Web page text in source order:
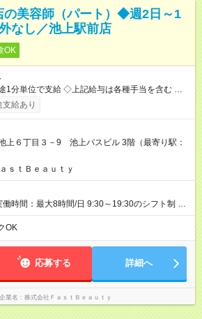
の美容師（パート）◆週2日～1
なし／池上駅前店
OK
1分単位で支給 ◇上記給与は各種手当を含む ◇毎
ブポイント付与 ・店舗売上や入客人数などに応
ィブポイントを付与 ・ポイントは6ヶ月に一度引
更あり 時
反映済み ※各都道府県の施行月より適応、入社
変動の可能性あり 詳細は、採用担当へお問い合
わせください 【試用期間】試用期間なし
給あり
上６丁目３－9 池上パスビル 3階（最寄り駅：
ｓｔＢｅａｕｔｙ
働時間：最大8時間/日 9:30～19:30のシフト制 週
間～OK シフトはご希望を伺いながら相談のうえ
内勤務・ダブルワークOK
OK
応募する 詳細へ
業名 株式会社ＦａｓｔＢｅａｕｔｙ